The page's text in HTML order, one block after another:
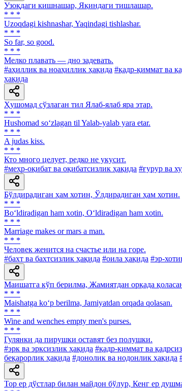
Узоқдаги кишнашар, Яқиндаги тишлашар.
* * *
Uzoqdagi kishnashar, Yaqindagi tishlashar.
* * *
So far, so good.
* * *
Мелко плавать — дно задевать.
#аҳиллик ва ноаҳиллик ҳақида #қадр-қиммат ва
ҳақида
Ҳушомад сўзлаган тил Ялаб-ялаб яра этар.
* * *
Hushomad so‘zlagan til Yalab-yalab yara etar.
* * *
A judas kiss.
* * *
Кто много целует, редко не укусит.
#меҳр-оқибат ва оқибатсизлик ҳақида #ғурур ва
Бўлдирадиган ҳам хотин, Ўлдирадиган ҳам хотин.
* * *
Bo‘ldiradigan ham xotin, O‘ldiradigan ham xotin.
* * *
Marriage makes or mars a man.
* * *
Человек женится на счастье или на горе.
#бахт ва бахтсизлик ҳақида #оила ҳақида #эр-
Маишатга кўп берилма, Жамиятдан орқада
* * *
Maishatga ko‘p berilma, Jamiyatdan orqada qolasan.
* * *
Wine and wenches empty men's purses.
* * *
Гулянки да пирушки оставят без полушки.
#эрк ва эрксизлик ҳақида #қадр-қиммат ва
беқарорлик ҳақида #донолик ва нодонлик ҳақида
Тор ер дўстлар билан майдон бўлур, Кенг ер